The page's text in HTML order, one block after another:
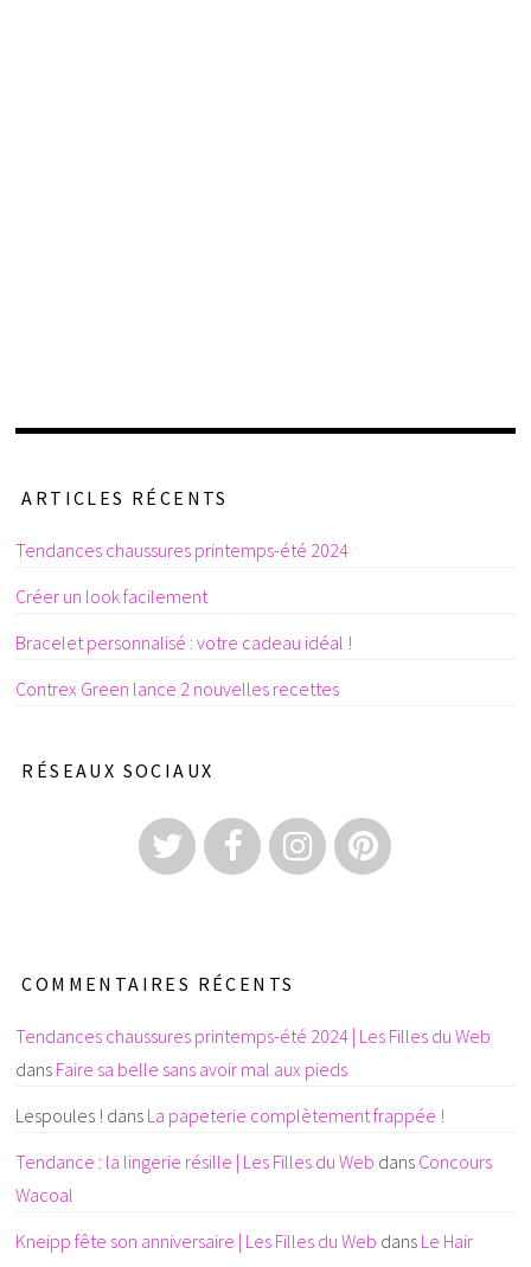
ARTICLES RÉCENTS
Tendances chaussures printemps-été 2024
Créer un look facilement
Bracelet personnalisé : votre cadeau idéal !
Contrex Green lance 2 nouvelles recettes
RÉSEAUX SOCIAUX
COMMENTAIRES RÉCENTS
Tendances chaussures printemps-été 2024 | Les Filles du Web
dans Faire sa belle sans avoir mal aux pieds
Lespoules ! dans La papeterie complètement frappée !
Tendance : la lingerie résille | Les Filles du Web dans Concours
Wacoal
Kneipp fête son anniversaire | Les Filles du Web dans Le Hair